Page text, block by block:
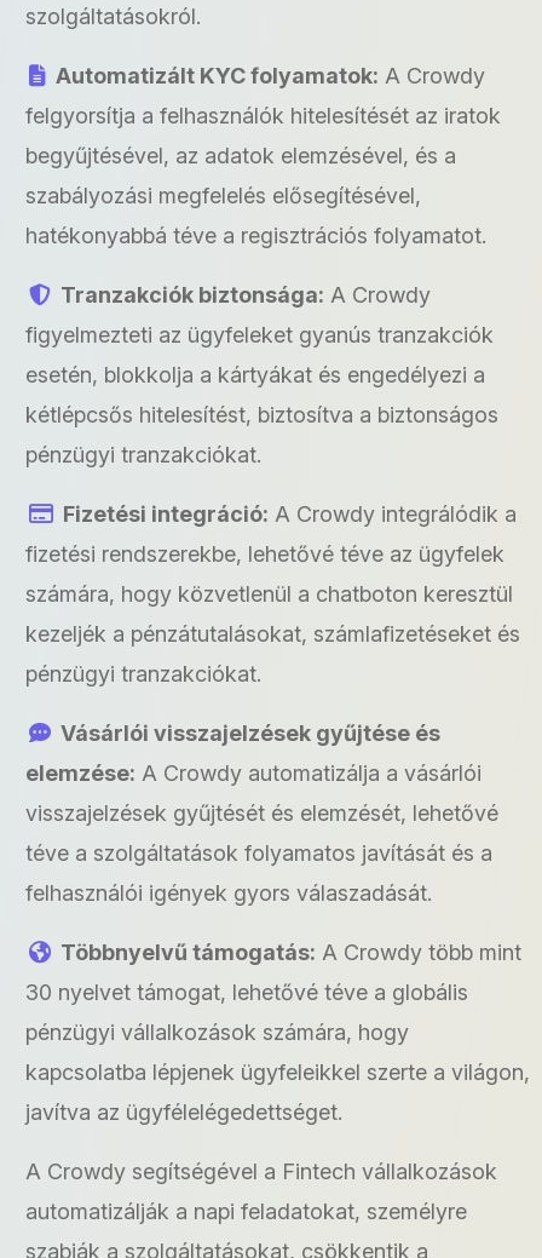
szolgáltatásokról.
Automatizált KYC folyamatok: A Crowdy
felgyorsítja a felhasználók hitelesítését az iratok
begyűjtésével, az adatok elemzésével, és a
szabályozási megfelelés elősegítésével,
hatékonyabbá téve a regisztrációs folyamatot.
Tranzakciók biztonsága: A Crowdy
figyelmezteti az ügyfeleket gyanús tranzakciók
esetén, blokkolja a kártyákat és engedélyezi a
kétlépcsős hitelesítést, biztosítva a biztonságos
pénzügyi tranzakciókat.
Fizetési integráció: A Crowdy integrálódik a
fizetési rendszerekbe, lehetővé téve az ügyfelek
számára, hogy közvetlenül a chatboton keresztül
kezeljék a pénzátutalásokat, számlafizetéseket és
pénzügyi tranzakciókat.
Vásárlói visszajelzések gyűjtése és
elemzése: A Crowdy automatizálja a vásárlói
visszajelzések gyűjtését és elemzését, lehetővé
téve a szolgáltatások folyamatos javítását és a
felhasználói igények gyors válaszadását.
Többnyelvű támogatás: A Crowdy több mint
30 nyelvet támogat, lehetővé téve a globális
pénzügyi vállalkozások számára, hogy
kapcsolatba lépjenek ügyfeleikkel szerte a világon,
javítva az ügyfélelégedettséget.
A Crowdy segítségével a Fintech vállalkozások
automatizálják a napi feladatokat, személyre
szabják a szolgáltatásokat, csökkentik a